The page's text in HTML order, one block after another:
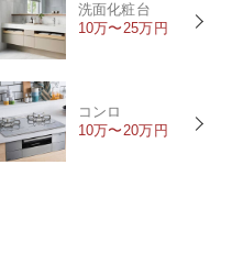
洗面化粧台
10万〜25万円
コンロ
10万〜20万円